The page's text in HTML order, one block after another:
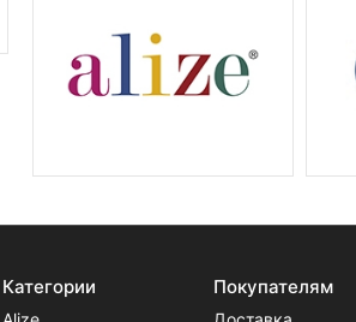
Категории Покупателям